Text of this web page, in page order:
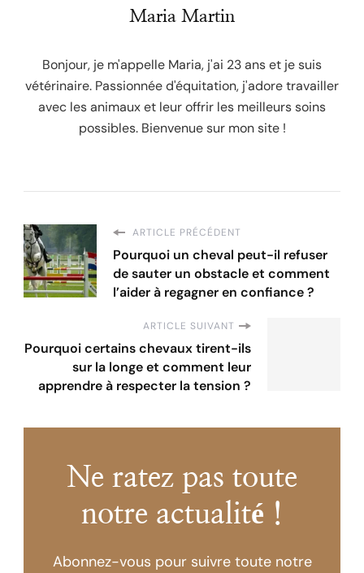
Maria Martin
Bonjour, je m'appelle Maria, j'ai 23 ans et je suis
vétérinaire. Passionnée d'équitation, j'adore travailler
avec les animaux et leur offrir les meilleurs soins
possibles. Bienvenue sur mon site !
ARTICLE PRÉCÉDENT
Pourquoi un cheval peut-il refuser
de sauter un obstacle et comment
l’aider à regagner en confiance ?
ARTICLE SUIVANT
Pourquoi certains chevaux tirent-ils
sur la longe et comment leur
apprendre à respecter la tension ?
Ne ratez pas toute
notre actualité !
Abonnez-vous pour suivre toute notre